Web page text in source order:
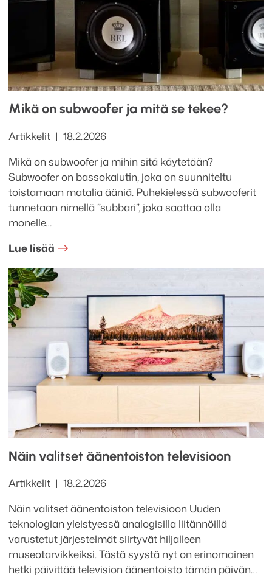
Mikä on subwoofer ja mitä se tekee?
Kategoriat
Artikkelit Julkaistu
18.2.2026
Mikä on subwoofer ja mihin sitä käytetään?
Subwoofer on bassokaiutin, joka on suunniteltu
toistamaan matalia ääniä. Puhekielessä subwooferit
tunnetaan nimellä ”subbari”, joka saattaa olla
monelle…
Lue lisää
Näin valitset äänentoiston televisioon
Kategoriat
Artikkelit Julkaistu
18.2.2026
Näin valitset äänentoiston televisioon Uuden
teknologian yleistyessä analogisilla liitännöillä
varustetut järjestelmät siirtyvät hiljalleen
museotarvikkeiksi. Tästä syystä nyt on erinomainen
hetki päivittää television äänentoisto tämän päivän…